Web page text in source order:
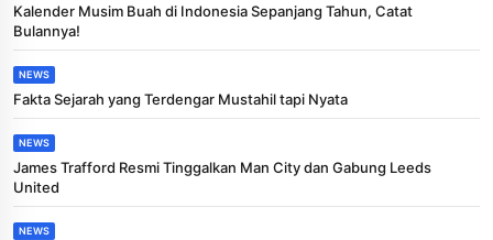
Kalender Musim Buah di Indonesia Sepanjang Tahun, Catat
Bulannya!
NEWS
Fakta Sejarah yang Terdengar Mustahil tapi Nyata
NEWS
James Trafford Resmi Tinggalkan Man City dan Gabung Leeds
United
NEWS